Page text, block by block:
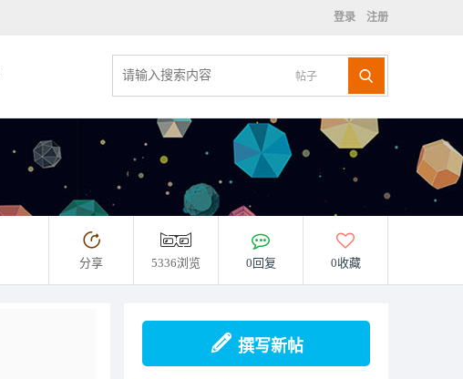
登录 注册
帖子
分享 5336浏览 0回复 0收藏
撰写新帖